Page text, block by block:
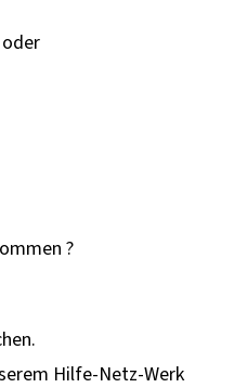
?
Hilfe-Netz-Werk